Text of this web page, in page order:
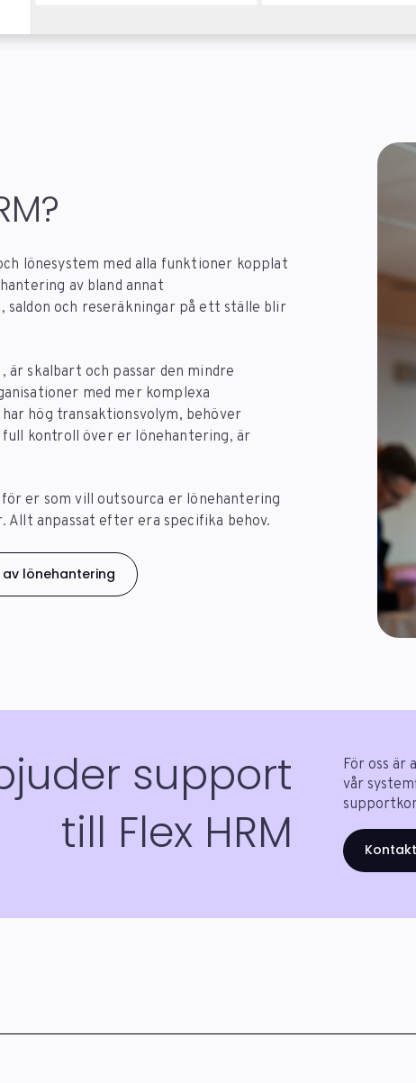
lönesystem med alla funktioner kopplat
av bland annat
och reseräkningar på ett ställe blir
är skalbart och passar den mindre
med mer komplexa
hög transaktionsvolym, behöver
kontroll över er lönehantering, är
er som vill outsourca er lönehantering
Allt anpassat efter era specifika behov.
lönehantering
support
till Flex HRM
För oss är
vår